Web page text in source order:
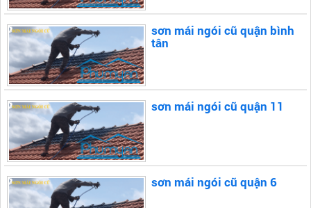
sơn mái ngói cũ quận bình
tân
sơn mái ngói cũ quận 11
sơn mái ngói cũ quận 6